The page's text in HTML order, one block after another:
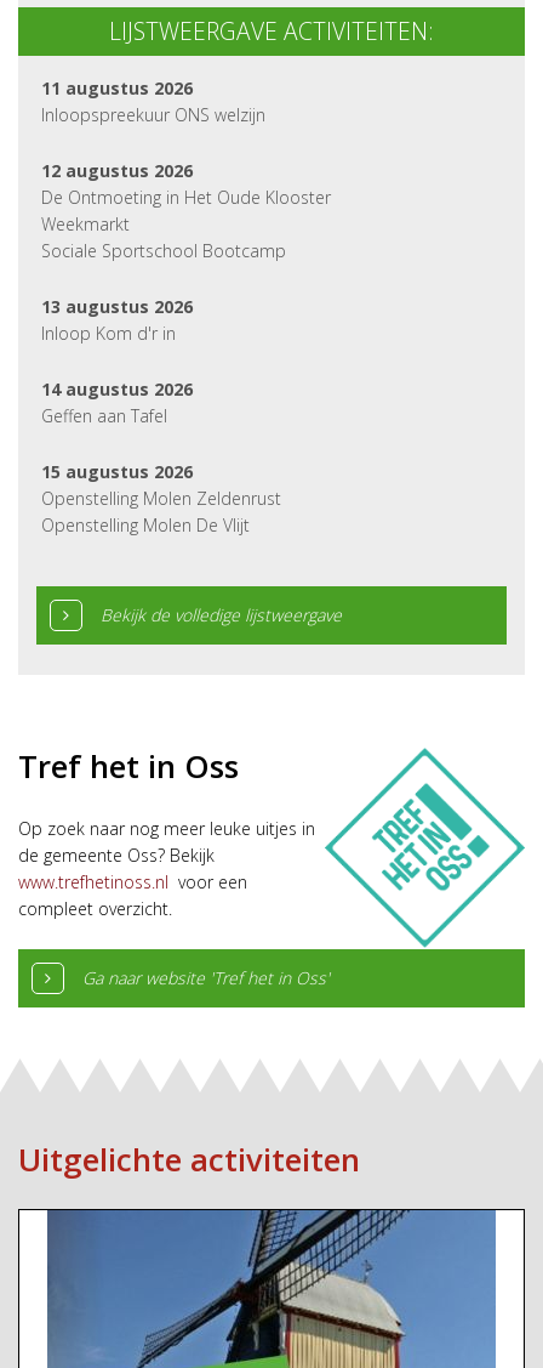
LIJSTWEERGAVE ACTIVITEITEN:
11 augustus 2026
Inloopspreekuur ONS welzijn
12 augustus 2026
De Ontmoeting in Het Oude Klooster
Weekmarkt
Sociale Sportschool Bootcamp
13 augustus 2026
Inloop Kom d'r in
14 augustus 2026
Geffen aan Tafel
15 augustus 2026
Openstelling Molen Zeldenrust
Openstelling Molen De Vlijt
Bekijk de volledige lijstweergave
Tref het in Oss
Op zoek naar nog meer leuke uitjes in
de gemeente Oss? Bekijk
www.trefhetinoss.nl voor een
compleet overzicht.
Ga naar website 'Tref het in Oss'
Uitgelichte activiteiten